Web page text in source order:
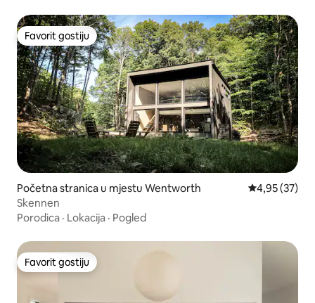
Favorit gostiju
Favorit gostiju
Početna stranica u mjestu Wentworth prosječna
4,95 (37)
Skennen
Porodica · Lokacija · Pogled
Favorit gostiju
Favorit gostiju